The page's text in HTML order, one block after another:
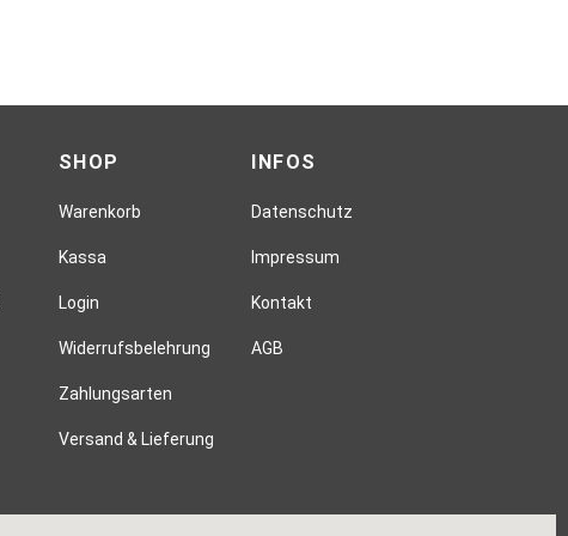
SHOP
Warenkorb
Kassa
Login
Widerrufsbelehrung
Zahlungsarten
Versand & Lieferung
INFOS
Datenschutz
Impressum
Kontakt
AGB